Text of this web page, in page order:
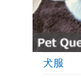
犬服